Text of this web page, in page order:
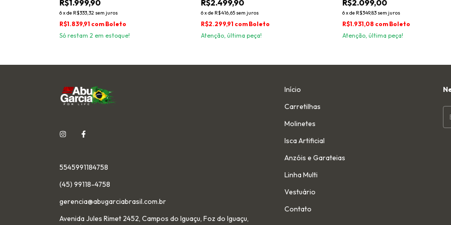
R$1.999,90
6xde R$333,32 sem juros
R$1.839,91 com Boleto
Só restam 2 em estoque!
R$2.499,90
6xde R$416,65 sem juros
R$2.299,91 com Boleto
Atenção, última peça!
R$2.099,00
6xde R$349,83 sem juros
R$1.931,08 com Boleto
Atenção, última peça!
5545991184758
(45) 99118-4758
gerencia@abugarciabrasil.com.br
Avenida Jules Rimet 2452, Campos do Iguaçu, Foz do Iguaçu,
Início
Carretilhas
Molinetes
Isca Artificial
Anzóis e Garateias
Linha Multi
Vestuário
Contato